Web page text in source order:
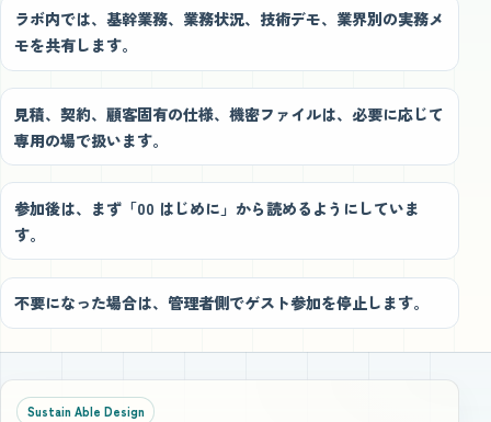
ラボ内では、基幹業務、業務状況、技術デモ、業界別の実務メ
モを共有します。
見積、契約、顧客固有の仕様、機密ファイルは、必要に応じて
専用の場で扱います。
参加後は、まず「00 はじめに」から読めるようにしていま
す。
不要になった場合は、管理者側でゲスト参加を停止します。
Sustain Able Design